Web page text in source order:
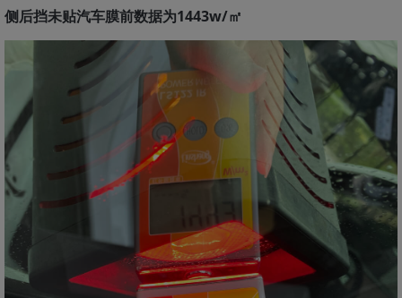
侧后挡未贴汽车膜前数据为1443w/㎡